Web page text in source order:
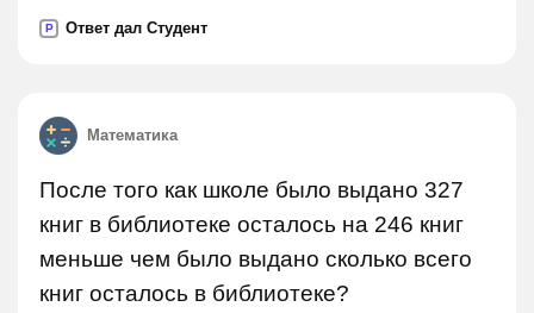
P Ответ дал Студент
Математика
После того как школе было выдано 327
книг в библиотеке осталось на 246 книг
меньше чем было выдано сколько всего
книг осталось в библиотеке?